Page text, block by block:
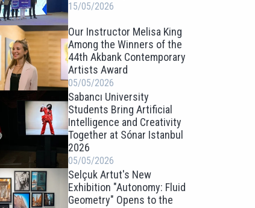
15/05/2026
Our Instructor Melisa King
Among the Winners of the
44th Akbank Contemporary
Artists Award
05/05/2026
Sabancı University
Students Bring Artificial
Intelligence and Creativity
Together at Sónar Istanbul
2026
05/05/2026
Selçuk Artut's New
Exhibition "Autonomy: Fluid
Geometry" Opens to the